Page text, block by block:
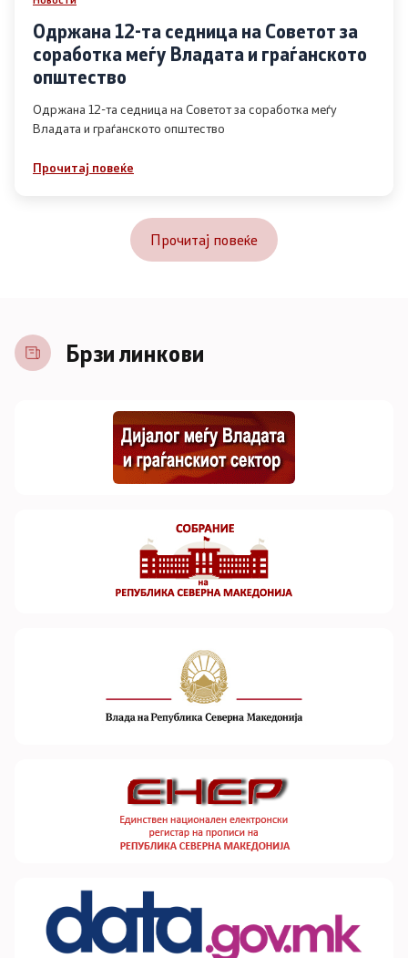
Одржана 12-та седница на Советот за
соработка меѓу Владата и граѓанското
општество
Одржана 12-та седница на Советот за соработка меѓу
Владата и граѓанското општество
Прочитај повеќе
Прочитај повеќе
Брзи линкови